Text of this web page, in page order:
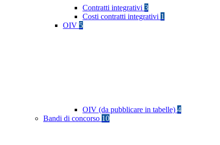
Contratti integrativi 3
Costi contratti integrativi 1
OIV 5
OIV (da pubblicare in tabelle) 4
Bandi di concorso 10